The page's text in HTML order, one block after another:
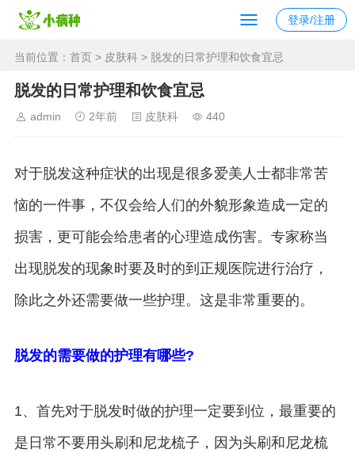
登录/注册
当前位置： 首页 > 皮肤科 > 脱发的日常护理和饮食宜忌
脱发的日常护理和饮食宜忌
admin 2年前 皮肤科 440
对于脱发这种症状的出现是很多爱美人士都非常苦
恼的一件事，不仅会给人们的外貌形象造成一定的
损害，更可能会给患者的心理造成伤害。专家称当
出现脱发的现象时要及时的到正规医院进行治疗，
除此之外还需要做一些护理。这是非常重要的。
脱发的需要做的护理有哪些?
1、首先对于脱发时做的护理一定要到位，最重要的
是日常不要用头刷和尼龙梳子，因为头刷和尼龙梳